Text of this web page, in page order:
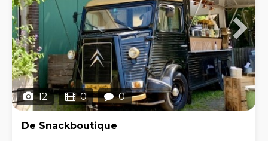
12 0 0
De Snackboutique